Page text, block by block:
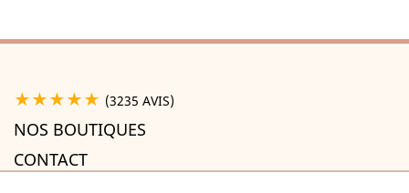
★★★★★ (3235 AVIS)
NOS BOUTIQUES
CONTACT